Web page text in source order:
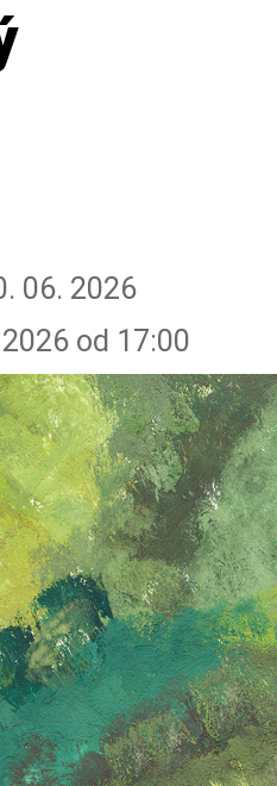
06. 2026
od 17:00